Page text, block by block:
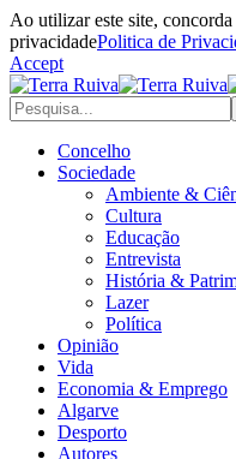
Ao utilizar este site,
privacidadePolitica de
Accept
Concelho
Sociedade
Ambiente &
Cultura
Educação
Entrevista
História &
Lazer
Política
Opinião
Vida
Economia & Emprego
Algarve
Desporto
Autores